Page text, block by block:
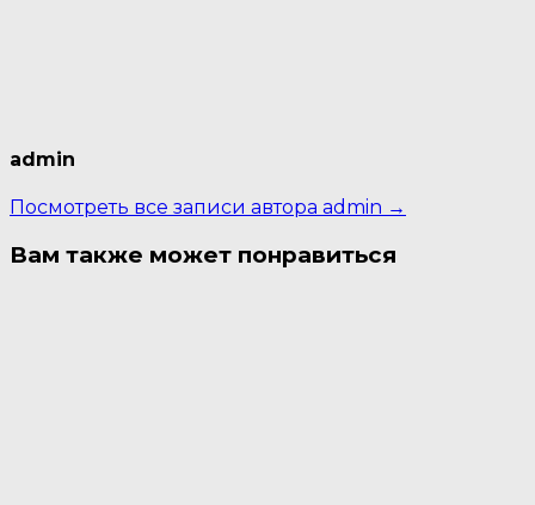
admin
Посмотреть все записи автора admin →
Вам также может понравиться